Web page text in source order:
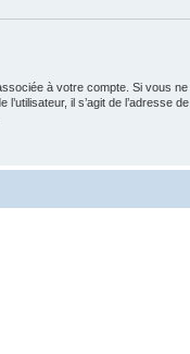
à votre compte. Si vous ne
il s’agit de l’adresse de